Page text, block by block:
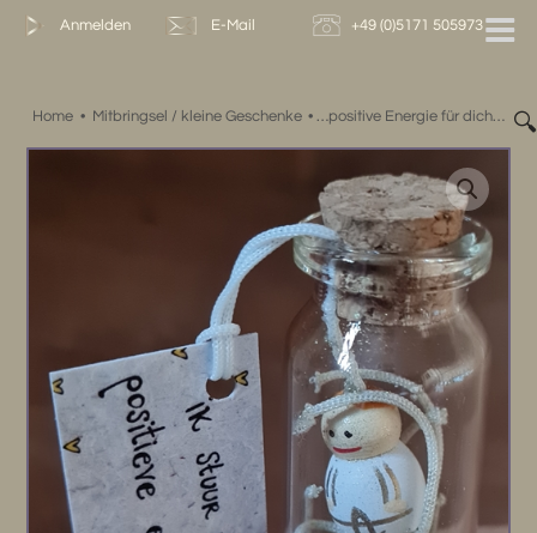
Zum
Anmelden E-Mail +49 (0)5171 505973
Home • Mitbringsel / kleine Geschenke •…positive Energie für dich… 🔍